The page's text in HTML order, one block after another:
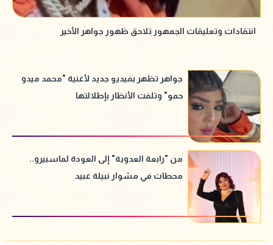
انتقادات وتعليقات الجمهور تلاحق ظهور جواهر الأخير
جواهر تظهر بفيديو جديد لأغنية "محمد ميدو
حمو" وتلفت الأنظار بإطلالتها
من "رابعة العدوية" إلى العودة لماسبيرو..
محطات في مشوار نبيلة عبيد